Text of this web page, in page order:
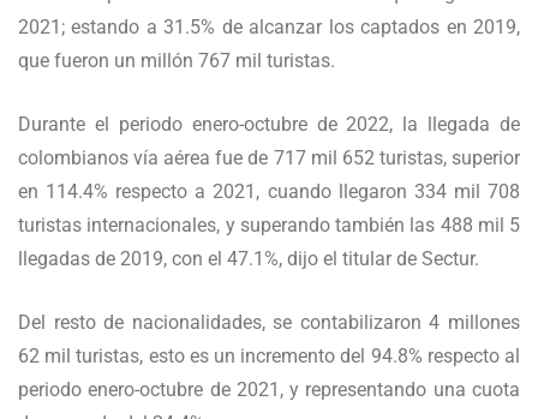
2021; estando a 31.5% de alcanzar los captados en 2019,
que fueron un millón 767 mil turistas.
Durante el periodo enero-octubre de 2022, la llegada de
colombianos vía aérea fue de 717 mil 652 turistas, superior
en 114.4% respecto a 2021, cuando llegaron 334 mil 708
turistas internacionales, y superando también las 488 mil 5
llegadas de 2019, con el 47.1%, dijo el titular de Sectur.
Del resto de nacionalidades, se contabilizaron 4 millones
62 mil turistas, esto es un incremento del 94.8% respecto al
periodo enero-octubre de 2021, y representando una cuota